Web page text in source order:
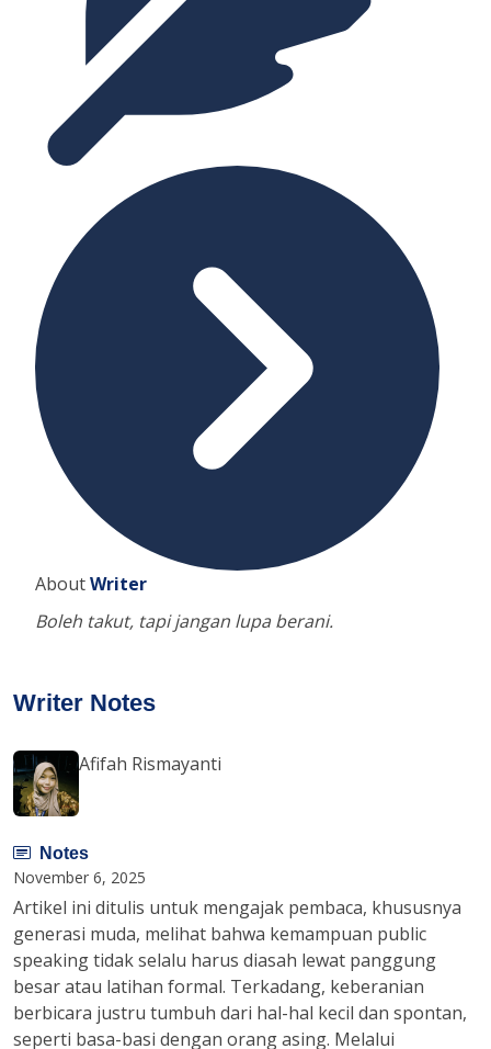
AboutWriter
Boleh takut, tapi jangan lupa berani.
Writer Notes
Afifah Rismayanti
Notes
November 6, 2025
Artikel ini ditulis untuk mengajak pembaca, khususnya
generasi muda, melihat bahwa kemampuan public
speaking tidak selalu harus diasah lewat panggung
besar atau latihan formal. Terkadang, keberanian
berbicara justru tumbuh dari hal-hal kecil dan spontan,
seperti basa-basi dengan orang asing. Melalui